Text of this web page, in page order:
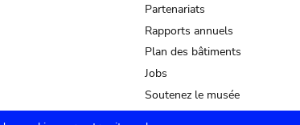
Partenariats
Rapports annuels
Plan des bâtiments
Jobs
Soutenez le musée